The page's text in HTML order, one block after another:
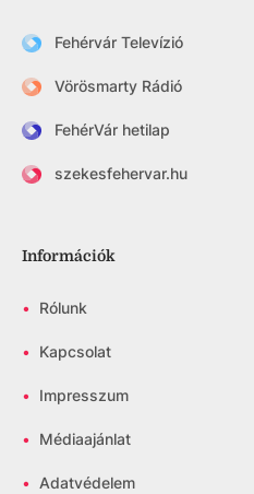
Fehérvár Televízió
Vörösmarty Rádió
FehérVár hetilap
szekesfehervar.hu
Információk
• Rólunk
• Kapcsolat
• Impresszum
• Médiaajánlat
• Adatvédelem